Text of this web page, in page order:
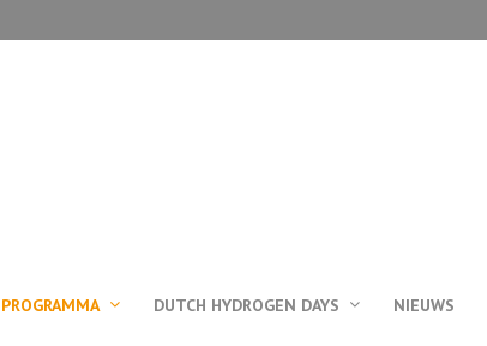
PROGRAMMA DUTCH HYDROGEN DAYS NIEUWS